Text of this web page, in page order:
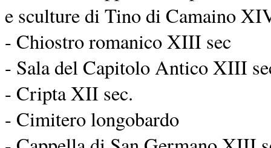
e sculture di Tino di Camaino
- Chiostro romanico XIII sec
- Sala del Capitolo Antico XIII
- Cripta XII sec.
- Cimitero longobardo